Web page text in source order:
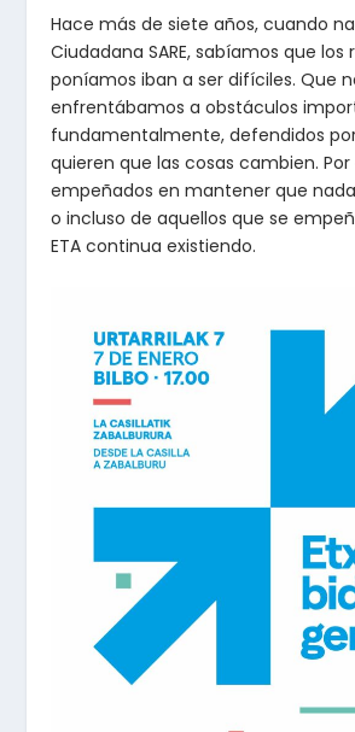
Hace más de siete años, cuando
Ciudadana SARE, sabíamos que los
poníamos iban a ser difíciles. Que
enfrentábamos a obstáculos
fundamentalmente, defendidos
quieren que las cosas cambien.
empeñados en mantener que
o incluso de aquellos que se
ETA continua existiendo.